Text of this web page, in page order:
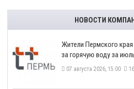
НОВОСТИ
​Жители Пермского
за горячую воду за
07 августа 2026, 15:00